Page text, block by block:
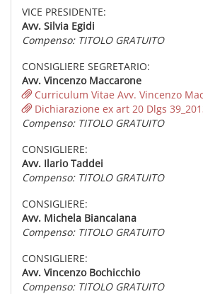
VICE PRESIDENTE:
Avv. Silvia Egidi
Compenso: TITOLO GRATUITO
CONSIGLIERE SEGRETARIO:
Avv. Vincenzo Maccarone
Curriculum Vitae Avv. Vincenzo
Dichiarazione ex art 20 Dlgs
Compenso: TITOLO GRATUITO
CONSIGLIERE:
Avv. Ilario Taddei
Compenso: TITOLO GRATUITO
CONSIGLIERE:
Avv. Michela Biancalana
Compenso: TITOLO GRATUITO
CONSIGLIERE:
Avv. Vincenzo Bochicchio
Compenso: TITOLO GRATUITO